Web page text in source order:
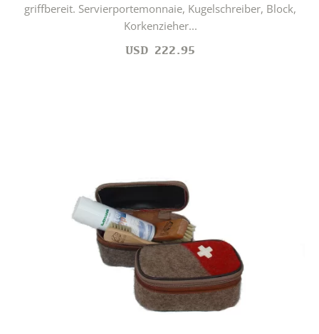
griffbereit. Servierportemonnaie, Kugelschreiber, Block,
Korkenzieher...
USD 222.95